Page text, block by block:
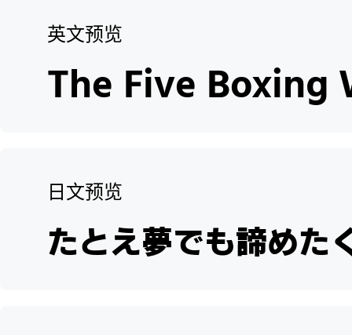
英文预览
日文预览